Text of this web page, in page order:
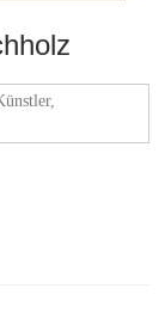
,